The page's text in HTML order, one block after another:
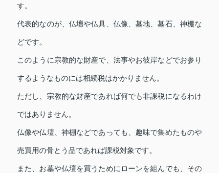
す。
代表的なのが、仏壇や仏具、仏像、墓地、墓石、神棚な
どです。
このように宗教的な財産で、法事やお彼岸などでお参り
するようなものには相続税はかかりません。
ただし、宗教的な財産であれば何でも非課税になるわけ
ではありません。
仏像や仏壇、神棚などであっても、趣味で集めたものや
売買用の骨とう品であれば課税対象です。
また、お墓や仏壇を買うためにローンを組んでも、その